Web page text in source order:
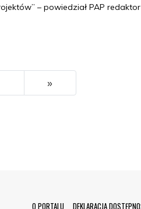
– powiedział PAP redaktor
»Ostatni
O PORTALU DEKLARACJA